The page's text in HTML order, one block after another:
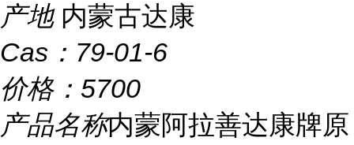
产地 内蒙古达康
Cas： 79-01-6
价格： 5700
产品名称内蒙阿拉善达康牌原